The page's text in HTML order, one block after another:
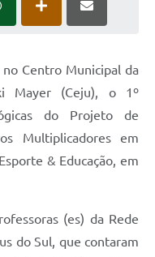
Centro Municipal da
Mayer (Ceju), o 1º
do Projeto de
Multiplicadores em
& Educação, em
(es) da Rede
do Sul, que contaram